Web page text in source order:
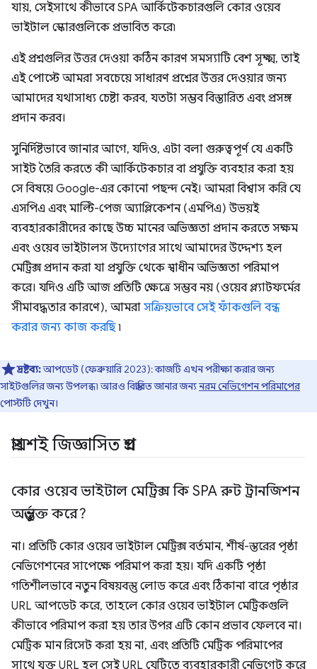
যায়, সেইসাথে কীভাবে SPA আর্কিটেকচারগুলি কোর ওয়েব
ভাইটাল স্কোরগুলিকে প্রভাবিত করে৷
এই প্রশ্নগুলির উত্তর দেওয়া কঠিন কারণ সমস্যাটি বেশ সূক্ষ্ম, তাই
এই পোস্টে আমরা সবচেয়ে সাধারণ প্রশ্নের উত্তর দেওয়ার জন্য
আমাদের যথাসাধ্য চেষ্টা করব, যতটা সম্ভব বিস্তারিত এবং প্রসঙ্গ
প্রদান করব।
সুনির্দিষ্টভাবে জানার আগে, যদিও, এটা বলা গুরুত্বপূর্ণ যে একটি
সাইট তৈরি করতে কী আর্কিটেকচার বা প্রযুক্তি ব্যবহার করা হয়
সে বিষয়ে Google-এর কোনো পছন্দ নেই। আমরা বিশ্বাস করি যে
এসপিএ এবং মাল্টি-পেজ অ্যাপ্লিকেশন (এমপিএ) উভয়ই
ব্যবহারকারীদের কাছে উচ্চ মানের অভিজ্ঞতা প্রদান করতে সক্ষম
এবং ওয়েব ভাইটালস উদ্যোগের সাথে আমাদের উদ্দেশ্য হল
মেট্রিক্স প্রদান করা যা প্রযুক্তি থেকে স্বাধীন অভিজ্ঞতা পরিমাপ
করে। যদিও এটি আজ প্রতিটি ক্ষেত্রে সম্ভব নয় (ওয়েব প্ল্যাটফর্মের
সীমাবদ্ধতার কারণে), আমরা সক্রিয়ভাবে সেই ফাঁকগুলি বন্ধ
করার জন্য কাজ করছি৷
দ্রষ্টব্য:আপডেট (ফেব্রুয়ারি 2023): কাজটি এখন পরীক্ষা করার জন্য
সাইটগুলির জন্য উপলব্ধ৷ আরও বিস্তারিত জানার জন্যনরম নেভিগেশন পরিমাপের
পোস্টটি দেখুন।
প্রায়শই জিজ্ঞাসিত প্রশ্ন
কোর ওয়েব ভাইটাল মেট্রিক্স কি SPA রুট ট্রানজিশন
অন্তর্ভুক্ত করে?
না। প্রতিটি কোর ওয়েব ভাইটাল মেট্রিক্স বর্তমান, শীর্ষ-স্তরের পৃষ্ঠা
নেভিগেশনের সাপেক্ষে পরিমাপ করা হয়। যদি একটি পৃষ্ঠা
গতিশীলভাবে নতুন বিষয়বস্তু লোড করে এবং ঠিকানা বারে পৃষ্ঠার
URL আপডেট করে, তাহলে কোর ওয়েব ভাইটাল মেট্রিকগুলি
কীভাবে পরিমাপ করা হয় তার উপর এটি কোন প্রভাব ফেলবে না।
মেট্রিক মান রিসেট করা হয় না, এবং প্রতিটি মেট্রিক পরিমাপের
সাথে যুক্ত URL হল সেই URL যেটিতে ব্যবহারকারী নেভিগেট করে